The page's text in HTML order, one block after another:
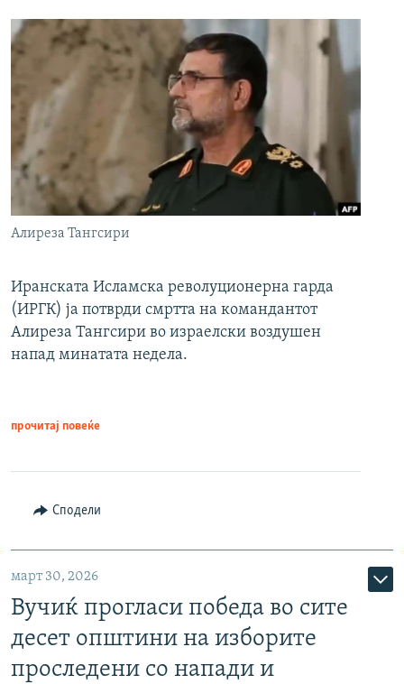
Алиреза Тангсири
Иранската Исламска револуционерна гарда
(ИРГК) ја потврди смртта на командантот
Алиреза Тангсири во израелски воздушен
напад минатата недела.
прочитај повеќе
Сподели
март 30, 2026
Вучиќ прогласи победа во сите
десет општини на изборите
проследени со напади и